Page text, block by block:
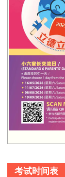
考试时间表